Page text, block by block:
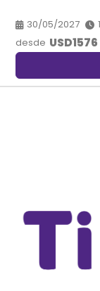
30/05/2027
desde USD1576